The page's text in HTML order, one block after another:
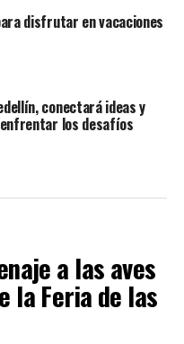
disfrutar en vacaciones
conectará ideas y
los desafíos
a las aves
la Feria de las